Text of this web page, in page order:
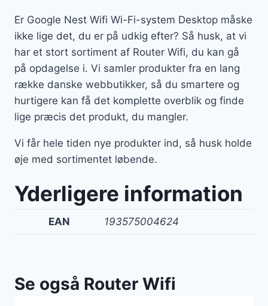
Er Google Nest Wifi Wi-Fi-system Desktop måske
ikke lige det, du er på udkig efter? Så husk, at vi
har et stort sortiment af Router Wifi, du kan gå
på opdagelse i. Vi samler produkter fra en lang
række danske webbutikker, så du smartere og
hurtigere kan få det komplette overblik og finde
lige præcis det produkt, du mangler.
Vi får hele tiden nye produkter ind, så husk holde
øje med sortimentet løbende.
Yderligere information
EAN 193575004624
Se også Router Wifi